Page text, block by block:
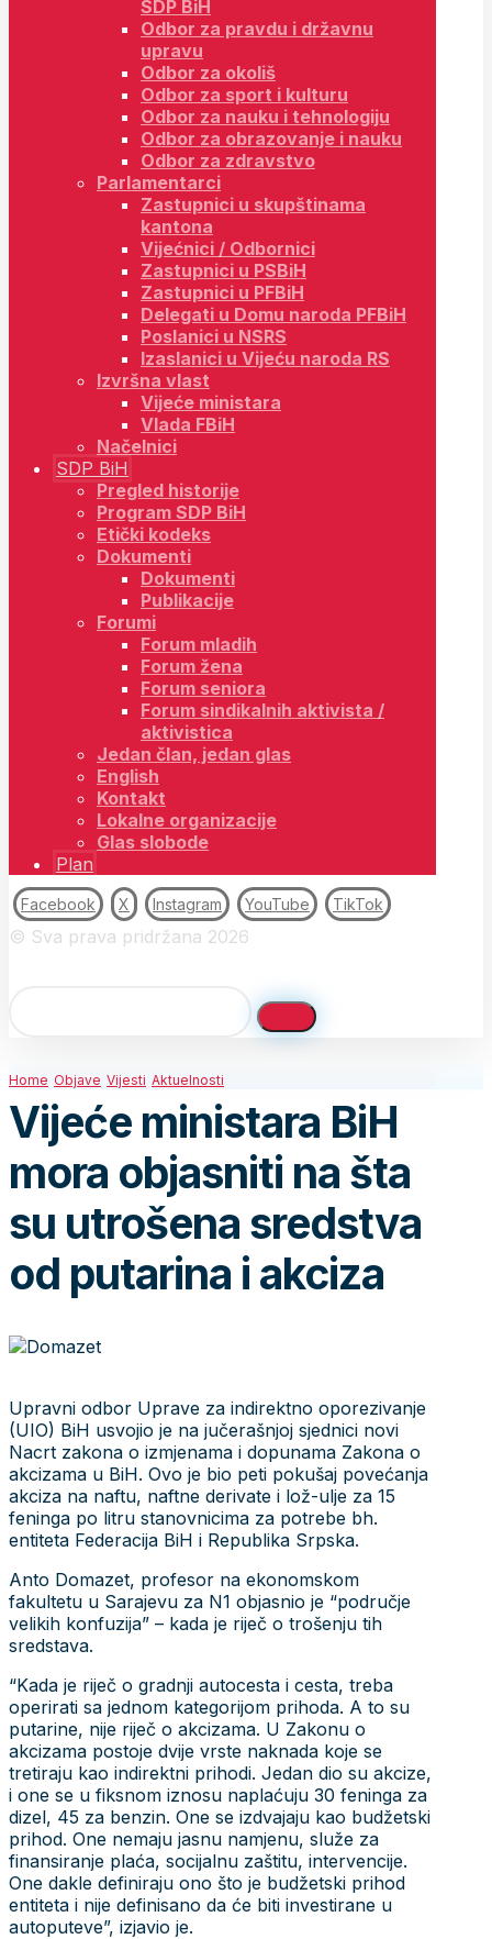
SDP BiH
Odbor za pravdu i državnu
upravu
Odbor za okoliš
Odbor za sport i kulturu
Odbor za nauku i tehnologiju
Odbor za obrazovanje i nauku
Odbor za zdravstvo
Parlamentarci
Zastupnici u skupštinama
kantona
Vijećnici / Odbornici
Zastupnici u PSBiH
Zastupnici u PFBiH
Delegati u Domu naroda PFBiH
Poslanici u NSRS
Izaslanici u Vijeću naroda RS
Izvršna vlast
Vijeće ministara
Vlada FBiH
Načelnici
SDP BiH
Pregled historije
Program SDP BiH
Etički kodeks
Dokumenti
Dokumenti
Publikacije
Forumi
Forum mladih
Forum žena
Forum seniora
Forum sindikalnih aktivista /
aktivistica
Jedan član, jedan glas
English
Kontakt
Lokalne organizacije
Glas slobode
Plan
Facebook X Instagram YouTube TikTok
© Sva prava pridržana 2026
Home Objave Vijesti Aktuelnosti
Vijeće ministara BiH
mora objasniti na šta
su utrošena sredstva
od putarina i akciza
Upravni odbor Uprave za indirektno oporezivanje
(UIO) BiH usvojio je na jučerašnjoj sjednici novi
Nacrt zakona o izmjenama i dopunama Zakona o
akcizama u BiH. Ovo je bio peti pokušaj povećanja
akciza na naftu, naftne derivate i lož-ulje za 15
feninga po litru stanovnicima za potrebe bh.
entiteta Federacija BiH i Republika Srpska.
Anto Domazet, profesor na ekonomskom
fakultetu u Sarajevu za N1 objasnio je “područje
velikih konfuzija” – kada je riječ o trošenju tih
sredstava.
“Kada je riječ o gradnji autocesta i cesta, treba
operirati sa jednom kategorijom prihoda. A to su
putarine, nije riječ o akcizama. U Zakonu o
akcizama postoje dvije vrste naknada koje se
tretiraju kao indirektni prihodi. Jedan dio su akcize,
i one se u fiksnom iznosu naplaćuju 30 feninga za
dizel, 45 za benzin. One se izdvajaju kao budžetski
prihod. One nemaju jasnu namjenu, služe za
finansiranje plaća, socijalnu zaštitu, intervencije.
One dakle definiraju ono što je budžetski prihod
entiteta i nije definisano da će biti investirane u
autoputeve”, izjavio je.